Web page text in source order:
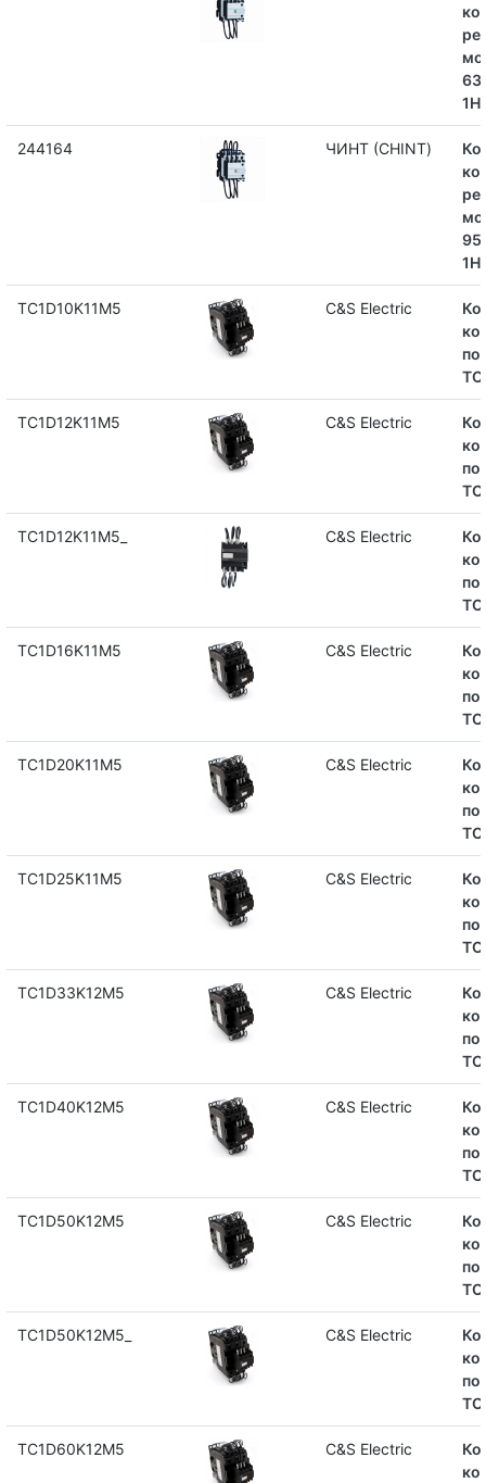
244164 ЧИНТ (CHINT)
TC1D10K11M5 C&S Electric
TC1D12K11M5 C&S Electric
TC1D12K11M5_ C&S Electric
TC1D16K11M5 C&S Electric
TC1D20K11M5 C&S Electric
TC1D25K11M5 C&S Electric
TC1D33K12M5 C&S Electric
TC1D40K12M5 C&S Electric
TC1D50K12M5 C&S Electric
TC1D50K12M5_ C&S Electric
TC1D60K12M5 C&S Electric